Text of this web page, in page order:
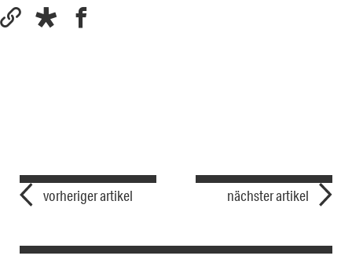
vorheriger artikel nächster artikel